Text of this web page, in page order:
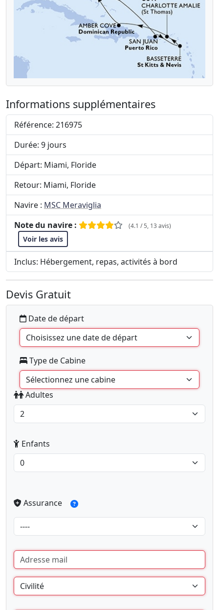
Informations supplémentaires
Référence: 216975
Durée: 9 jours
Départ: Miami, Floride
Retour: Miami, Floride
Navire : MSC Meraviglia
Note du navire :
(4.1 / 5, 13 avis)
Voir les avis
Inclus: Hébergement, repas, activités à bord
Devis Gratuit
Date de départ
Type de Cabine
Adultes
Enfants
Assurance